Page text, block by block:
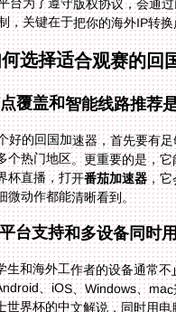
，关键在于把你的海外IP转
选择适合观赛的回
覆盖和智能线路推荐
好的回国加速器，首先要有
杯直播，打开番茄加速器，
微动作都能清晰看到。
台支持和多设备同时
生和海外工作者的设备通常